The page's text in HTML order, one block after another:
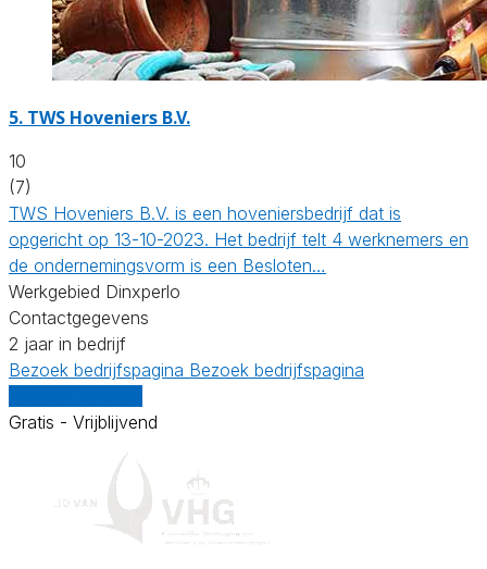
5. TWS Hoveniers B.V.
10
(7)
TWS Hoveniers B.V. is een hoveniersbedrijf dat is
opgericht op 13-10-2023. Het bedrijf telt 4 werknemers en
de ondernemingsvorm is een Besloten…
Werkgebied Dinxperlo
Contactgegevens
2 jaar in bedrijf
Bezoek bedrijfspagina Bezoek bedrijfspagina
Gratis - Vrijblijvend